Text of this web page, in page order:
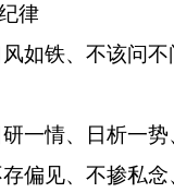
律
如铁、不该问
一情、日析一
偏见、不掺私